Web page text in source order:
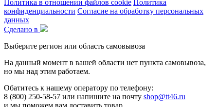
Политика в отношении файлов cookie Политика
конфиденциальности Согласие на обработку персональных
данных
Сделано в
Выберите регион или область самовывоза
На данный момент в вашей области нет пункта самовывоза,
но мы над этим работаем.
Обатитесь к нашему оператору по телефону:
8 (800) 250-58-57 или напишите на почту shop@tt46.ru
и мы поможем вам доставить товар.